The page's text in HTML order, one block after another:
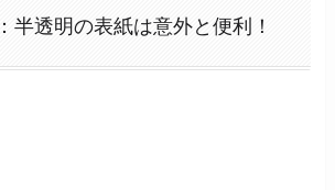
半透明の表紙は意外と便利！